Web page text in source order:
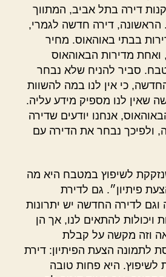
דירה בתל אביב, המתווך
3 דירות. הראשונה, דירה חדשה לגמרי,
בבתי באוהאוס. מחיר
ואחת מדירות הבאוהאוס
סביר להניח שלא נבחר
כי אין לנו במה להשוות
שאין לנו מספיק מידע עליה.
אנחנו יודעים שדירה
ולפיכך נבחר את הדירה עם
לשיפוץ במטבח היא מה
פיתיון״. גם לדירת
וגם לדירה החדשה יש יתרונות
ויכולות להתאים לנו, אך הן
וזה מקשה על קבלת
לתמונה הצעת הפיתיון: דירת
לשיפוץ. היא פחות טובה